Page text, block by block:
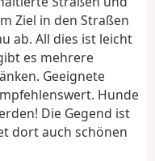
Ziel in den Straßen
ab. All dies ist leicht
es mehrere
Geeignete
Hunde
Die Gegend ist
dort auch schönen